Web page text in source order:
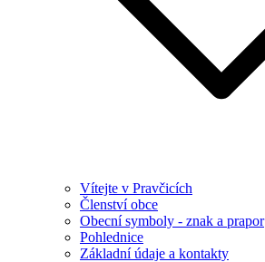
Vítejte v Pravčicích
Členství obce
Obecní symboly - znak a prapor
Pohlednice
Základní údaje a kontakty